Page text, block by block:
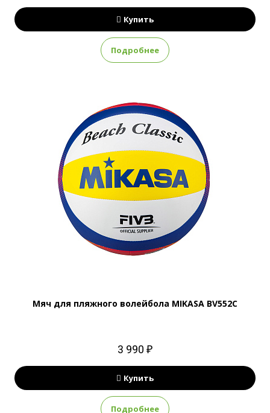
Купить
Подробнее
Мяч для пляжного волейбола MIKASA BV552C
3 990 ₽
Купить
Подробнее